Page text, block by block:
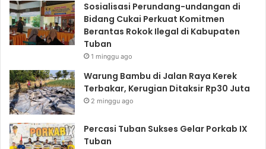
Sosialisasi Perundang-undangan di
Bidang Cukai Perkuat Komitmen
Berantas Rokok Ilegal di Kabupaten
Tuban
1 minggu ago
Warung Bambu di Jalan Raya Kerek
Terbakar, Kerugian Ditaksir Rp30 Juta
2 minggu ago
Percasi Tuban Sukses Gelar Porkab IX
Tuban